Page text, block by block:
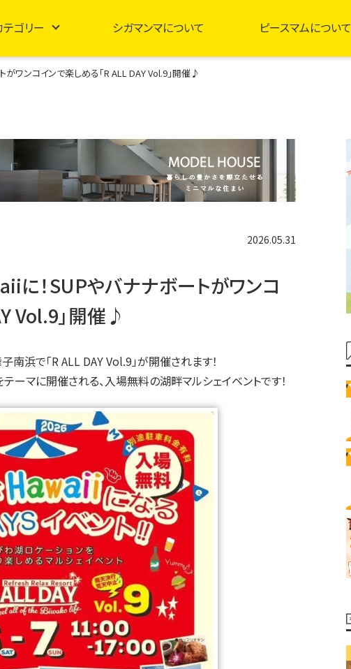
テゴリー シガマンマについて ピースマムについて
ワンコインで楽しめる「R ALL DAY Vol.9」開催♪
2026.05.31
に！SUPやバナナボートがワンコ
Vol.9」開催♪
浜で「R ALL DAY Vol.9」が開催されます！
ーマに開催される、入場無料の湖畔マルシェイベントです！